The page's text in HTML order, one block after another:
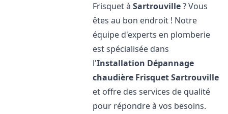
Frisquet àSartrouville? Vous
êtes au bon endroit ! Notre
équipe d'experts en plomberie
est spécialisée dans
l'Installation Dépannage
chaudière FrisquetSartrouville
et offre des services de qualité
pour répondre à vos besoins.